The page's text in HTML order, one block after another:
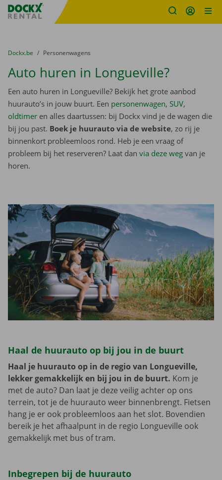
Fratello DEMO
U bevindt zich hier:
van
Dockx.be naar
Personenwagens
Auto huren in Longueville?
Een auto huren in Longueville? Bekijk het grote aanbod
huurauto’s in jouw buurt. Een personenwagen, SUV,
oldtimer en alles daartussen: bij Dockx vind je de wagen die
bij jou past. Boek je huurauto via de website, zo rij je
binnenkort probleemloos rond. Heb je een vraag of
probleem bij het reserveren? Laat dan via deze weg van je
horen.
Haal de huurauto op bij jou in de buurt
Haal je huurauto op in de regio van Longueville,
lekker gemakkelijk en bij jou in de buurt. Kom je
met de auto? Dan laat je deze veilig achter op ons
terrein, tot je de huurauto weer binnenbrengt. Fietsen
hang je er ook probleemloos aan het slot. Bovendien
bereik je het afhaalpunt in de regio Longueville ook
gemakkelijk met bus of tram.
Inbegrepen bij de huurauto